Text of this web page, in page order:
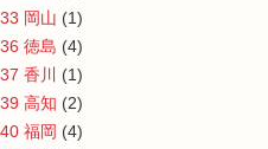
33 岡山 (1)
36 徳島 (4)
37 香川
(1)
39 高知 (2)
40 福岡 (4)